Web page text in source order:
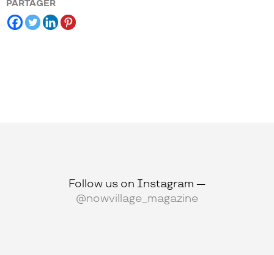
PARTAGER
Follow us on Instagram —
@nowvillage_magazine